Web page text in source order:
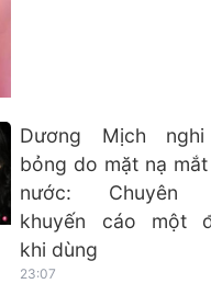
Dương Mịch
bỏng do mặt nạ
nước: Chuyên
khuyến cáo một
khi dùng
23:07